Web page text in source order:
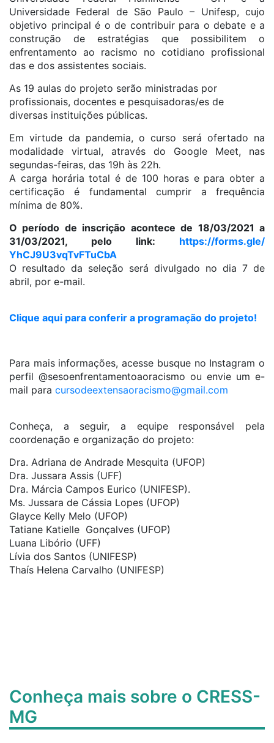
Universidade Federal de São Paulo – Unifesp, cujo
objetivo principal é o de contribuir para o debate e a
construção de estratégias que possibilitem o
enfrentamento ao racismo no cotidiano profissional
das e dos assistentes sociais.
As 19 aulas do projeto serão ministradas por
profissionais, docentes e pesquisadoras/es de
diversas instituições públicas.
Em virtude da pandemia, o curso será ofertado na
modalidade virtual, através do Google Meet, nas
segundas-feiras, das 19h às 22h.
A carga horária total é de 100 horas e para obter a
certificação é fundamental cumprir a frequência
mínima de 80%.
O período de inscrição acontece de 18/03/2021 a
31/03/2021, pelo link: https://forms.gle/
YhCJ9U3vqTvFTuCbA
O resultado da seleção será divulgado no dia 7 de
abril, por e-mail.
Clique aqui para conferir a programação do projeto!
Para mais informações, acesse busque no Instagram o
perfil @sesoenfrentamentoaoracismo ou envie um e-
mail para cursodeextensaoracismo@gmail.com
Conheça, a seguir, a equipe responsável pela
coordenação e organização do projeto:
Dra. Adriana de Andrade Mesquita (UFOP)
Dra. Jussara Assis (UFF)
Dra. Márcia Campos Eurico (UNIFESP).
Ms. Jussara de Cássia Lopes (UFOP)
Glayce Kelly Melo (UFOP)
Tatiane Katielle Gonçalves (UFOP)
Luana Libório (UFF)
Lívia dos Santos (UNIFESP)
Thaís Helena Carvalho (UNIFESP)
Conheça mais sobre o CRESS-
MG